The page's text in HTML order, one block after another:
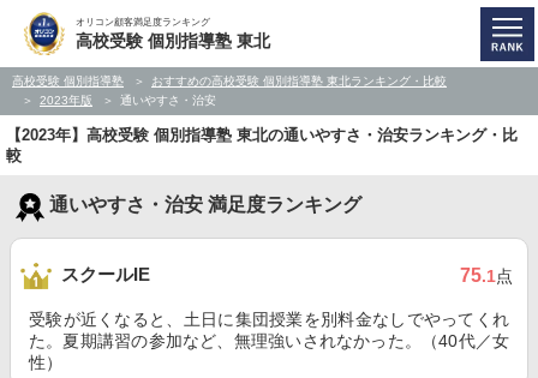
オリコン顧客満足度ランキング
高校受験 個別指導塾 東北
高校受験 個別指導塾
おすすめの高校受験 個別指導塾 東北ランキング・比較
2023年版
通いやすさ・治安
【2023年】高校受験 個別指導塾 東北の通いやすさ・治安ランキング・比
較
通いやすさ・治安 満足度ランキング
スクールIE 75.1点
受験が近くなると、土日に集団授業を別料金なしでやってくれ
た。夏期講習の参加など、無理強いされなかった。（40代／女
性）